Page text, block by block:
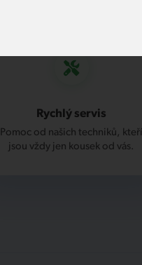
Rychlý servis
Pomoc od našich techniků, kteří
jsou vždy jen kousek od vás.